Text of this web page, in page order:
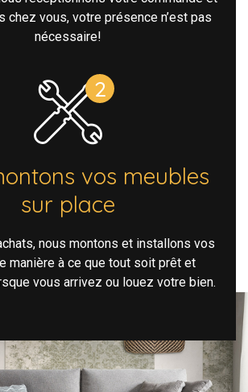
chez vous, votre présence n’est pas
nécessaire!
vos meubles
sur place
nous montons et installons vos
manière à ce que tout soit prêt et
vous arrivez ou louez votre bien.